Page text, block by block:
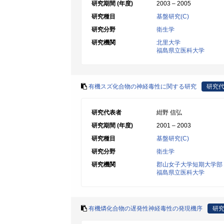
研究期間 (年度)
2003 – 2005
研究種目
基盤研究(C)
研究分野
衛生学
研究機関
北里大学
福島県立医科大学
有機スズ化合物の神経毒性に関する研究 研究
研究代表者
紺野 信弘
研究期間 (年度)
2001 – 2003
研究種目
基盤研究(C)
研究分野
衛生学
研究機関
郡山女子大学短期大学部
福島県立医科大学
有機燐化合物の遅発性神経毒性の発現機序 研